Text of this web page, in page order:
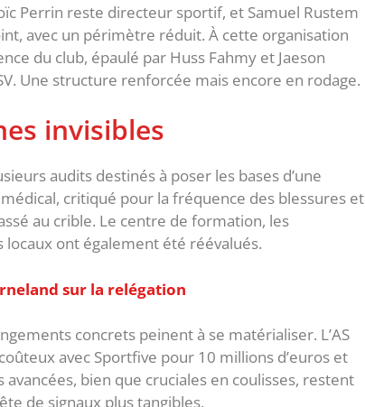
Perrin reste directeur sportif, et Samuel Rustem
avec un périmètre réduit. À cette organisation
du club, épaulé par Huss Fahmy et Jaeson
Une structure renforcée mais encore en rodage.
invisibles
audits destinés à poser les bases d’une
critiqué pour la fréquence des blessures et
au crible. Le centre de formation, les
ont également été réévalués.
sur la relégation
concrets peinent à se matérialiser. L’AS
avec Sportfive pour 10 millions d’euros et
avancées, bien que cruciales en coulisses, restent
de signaux plus tangibles.